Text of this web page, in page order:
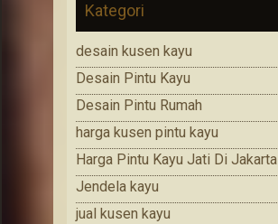
Kategori
desain kusen kayu
Desain Pintu Kayu
Desain Pintu Rumah
harga kusen pintu kayu
Harga Pintu Kayu Jati Di Jakarta
Jendela kayu
jual kusen kayu